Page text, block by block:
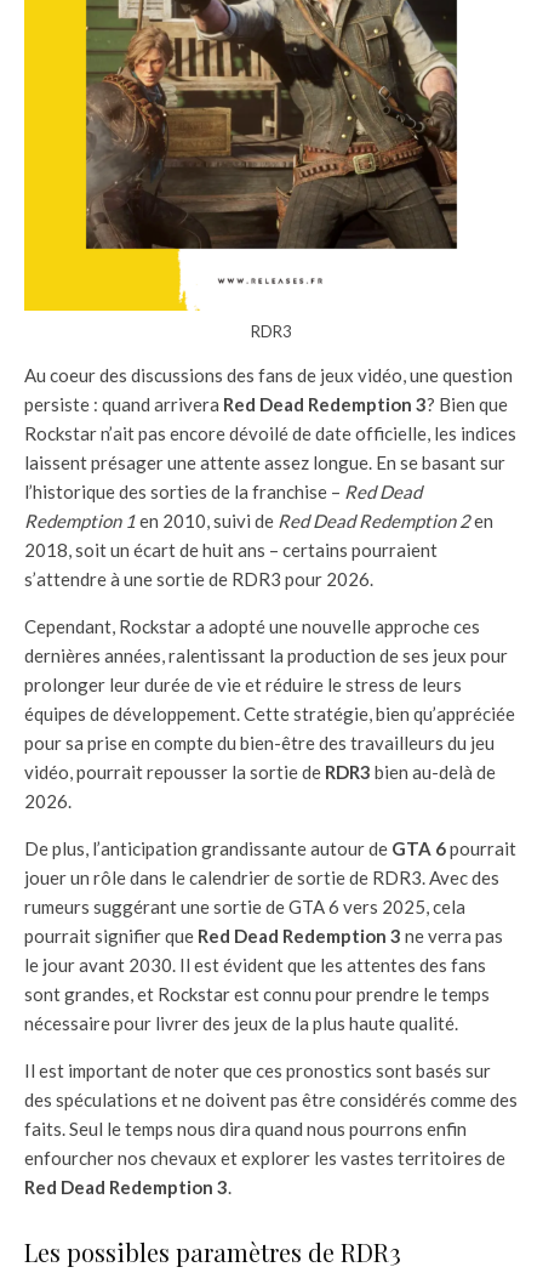
RDR3
Au coeur des discussions des fans de jeux vidéo, une question
persiste : quand arrivera Red Dead Redemption 3? Bien que
Rockstar n’ait pas encore dévoilé de date officielle, les indices
laissent présager une attente assez longue. En se basant sur
l’historique des sorties de la franchise – Red Dead
Redemption 1en 2010, suivi de Red Dead Redemption 2en
2018, soit un écart de huit ans – certains pourraient
s’attendre à une sortie de RDR3 pour 2026.
Cependant, Rockstar a adopté une nouvelle approche ces
dernières années, ralentissant la production de ses jeux pour
prolonger leur durée de vie et réduire le stress de leurs
équipes de développement. Cette stratégie, bien qu’appréciée
pour sa prise en compte du bien-être des travailleurs du jeu
vidéo, pourrait repousser la sortie de RDR3 bien au-delà de
2026.
De plus, l’anticipation grandissante autour de GTA 6pourrait
jouer un rôle dans le calendrier de sortie de RDR3. Avec des
rumeurs suggérant une sortie de GTA 6 vers 2025, cela
pourrait signifier que Red Dead Redemption 3 ne verra pas
le jour avant 2030. Il est évident que les attentes des fans
sont grandes, et Rockstar est connu pour prendre le temps
nécessaire pour livrer des jeux de la plus haute qualité.
Il est important de noter que ces pronostics sont basés sur
des spéculations et ne doivent pas être considérés comme des
faits. Seul le temps nous dira quand nous pourrons enfin
enfourcher nos chevaux et explorer les vastes territoires de
Red Dead Redemption 3.
Les possibles paramètres de RDR3